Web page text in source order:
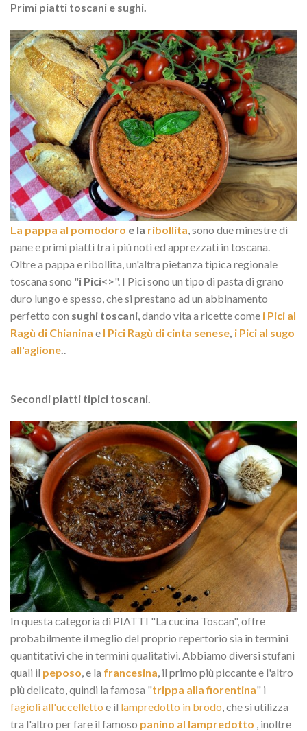
Primi piatti toscani e sughi.
La pappa al pomodoro e la ribollita, sono due minestre di
pane e primi piatti tra i più noti ed apprezzati in toscana.
Oltre a pappa e ribollita, un'altra pietanza tipica regionale
toscana sono "i Pici<>". I Pici sono un tipo di pasta di grano
duro lungo e spesso, che si prestano ad un abbinamento
perfetto con sughi toscani, dando vita a ricette come i Pici al
Ragù di Chianina e I Pici Ragù di cinta senese, i Pici al sugo
all'aglione..
Secondi piatti tipici toscani.
In questa categoria di PIATTI "La cucina Toscan", offre
probabilmente il meglio del proprio repertorio sia in termini
quantitativi che in termini qualitativi. Abbiamo diversi stufani
quali il peposo, e la francesina, il primo più piccante e l'altro
più delicato, quindi la famosa "trippa alla fiorentina" i
fagioli all'uccelletto e il lampredotto in brodo, che si utilizza
tra l'altro per fare il famoso panino al lampredotto , inoltre